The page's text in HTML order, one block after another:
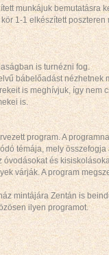
munkájuk bemutatásra
1-1 elkészített poszteren
is turnézni fog.
bábelőadást nézhetnek
is meghívjuk, így nem
is.
program. A
témája, mely összefogja
és
várják. A program
mintájára Zentán is
ilyen programot.